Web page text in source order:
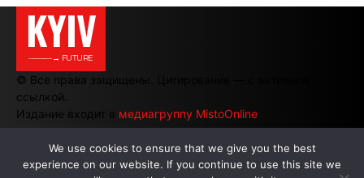
KYIV
———→ FUTURE
© Все права защищены. Цитирование — с активной
ссылкой.
Издание входит в медиагруппу MistoOnline
АВТОРЫ | РЕКЛАМА НА САЙТЕ
We use cookies to ensure that we give you the best
experience on our website. If you continue to use this site we